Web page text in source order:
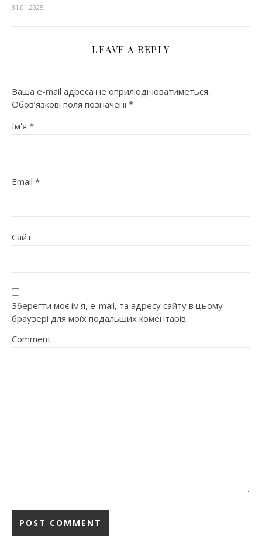
31.01.2025
LEAVE A REPLY
Ваша e-mail адреса не оприлюднюватиметься.
Обов’язкові поля позначені *
Ім'я *
Email *
Сайт
Зберегти моє ім'я, e-mail, та адресу сайту в цьому
браузері для моїх подальших коментарів.
Comment